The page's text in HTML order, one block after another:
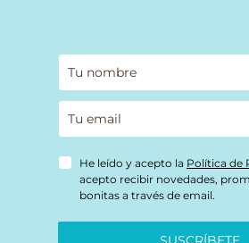
He leído y acepto la Política de
acepto recibir novedades,
bonitas a través de email.